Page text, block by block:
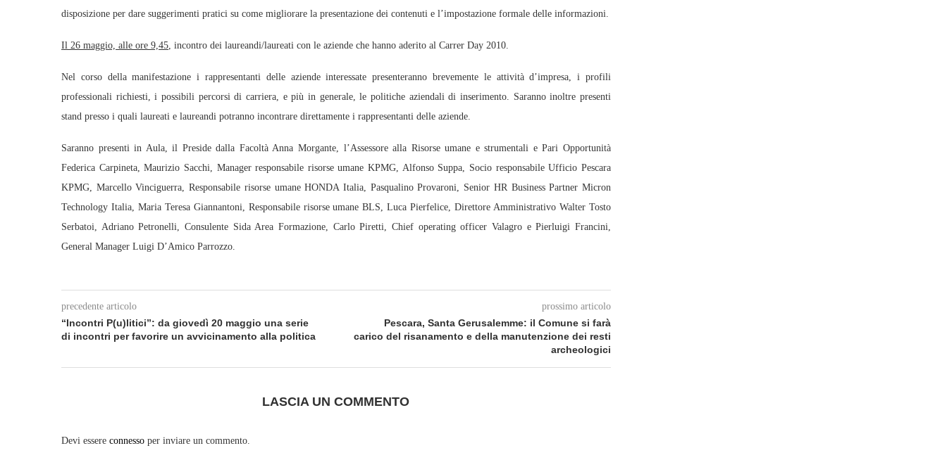
disposizione per dare suggerimenti pratici su come migliorare la presentazione dei contenuti e l’impostazione formale delle informazioni.
Il 26 maggio, alle ore 9,45, incontro dei laureandi/laureati con le aziende che hanno aderito al Carrer Day 2010.
Nel corso della manifestazione i rappresentanti delle aziende interessate presenteranno brevemente le attività d’impresa, i profili
professionali richiesti, i possibili percorsi di carriera, e più in generale, le politiche aziendali di inserimento. Saranno inoltre presenti
stand presso i quali laureati e laureandi potranno incontrare direttamente i rappresentanti delle aziende.
Saranno presenti in Aula, il Preside dalla Facoltà Anna Morgante, l’Assessore alla Risorse umane e strumentali e Pari Opportunità
Federica Carpineta, Maurizio Sacchi, Manager responsabile risorse umane KPMG, Alfonso Suppa, Socio responsabile Ufficio Pescara
KPMG, Marcello Vinciguerra, Responsabile risorse umane HONDA Italia, Pasqualino Provaroni, Senior HR Business Partner Micron
Technology Italia, Maria Teresa Giannantoni, Responsabile risorse umane BLS, Luca Pierfelice, Direttore Amministrativo Walter Tosto
Serbatoi, Adriano Petronelli, Consulente Sida Area Formazione, Carlo Piretti, Chief operating officer Valagro e Pierluigi Francini,
General Manager Luigi D’Amico Parrozzo.
precedente articolo
“Incontri P(u)litici”: da giovedì 20 maggio una serie
di incontri per favorire un avvicinamento alla politica
prossimo articolo
Pescara, Santa Gerusalemme: il Comune si farà
carico del risanamento e della manutenzione dei resti
archeologici
LASCIA UN COMMENTO
Devi essere connesso per inviare un commento.